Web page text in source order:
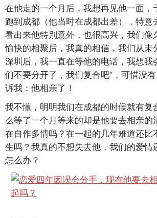
在他走的一个月后，我想再见他一面，
跑到成都（他当时在成都出差），特意
看出来他特别意外，也很高兴，我们像
愉快的相聚后，我真的相信，我们从未
深圳后，我一直在等他的电话，我想我
们不要分开了，我们复合吧”，可惜没
诉我：他相亲了！
我不懂，明明我们在成都的时候就有复
么等了一个月等来的却是他要去相亲的
在自作多情吗？在一起的几年难道还比
生吗？我真的不想失去他，我们的爱情
怎么办？